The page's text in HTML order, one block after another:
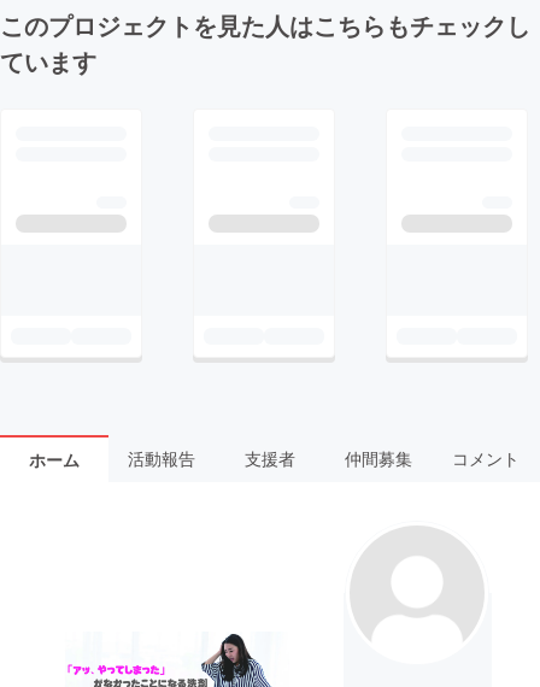
このプロジェクトを見た人はこちらもチェックし
ています
ホーム 活動報告 支援者 仲間募集 コメント